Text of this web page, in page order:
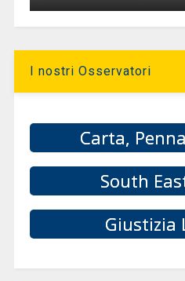
I nostri Osservatori
Carta,
South
Giustizia